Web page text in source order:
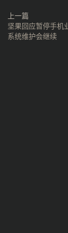
上一篇
坚果回应暂停手机
系统维护会继续